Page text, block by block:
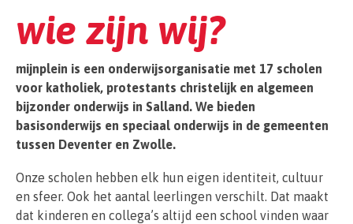
wie zijn wij?
mijnplein is een onderwijsorganisatie met 17 scholen
voor katholiek, protestants christelijk en algemeen
bijzonder onderwijs in Salland. We bieden
basisonderwijs en speciaal onderwijs in de gemeenten
tussen Deventer en Zwolle.
Onze scholen hebben elk hun eigen identiteit, cultuur
en sfeer. Ook het aantal leerlingen verschilt. Dat maakt
dat kinderen en collega’s altijd een school vinden waar